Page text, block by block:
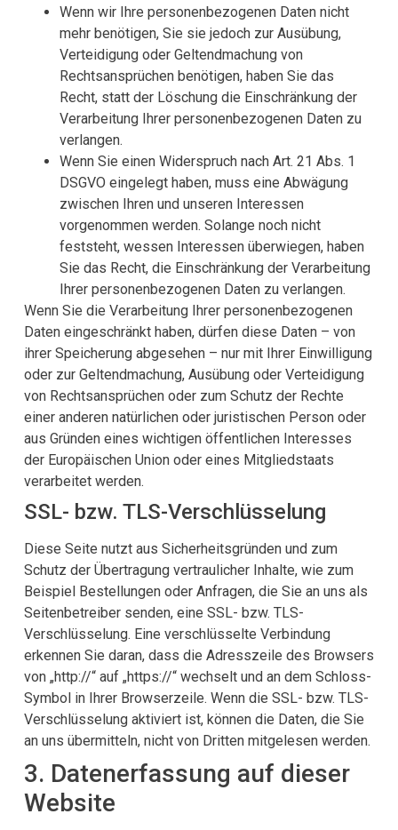
Wenn wir Ihre personenbezogenen Daten nicht
mehr benötigen, Sie sie jedoch zur Ausübung,
Verteidigung oder Geltendmachung von
Rechtsansprüchen benötigen, haben Sie das
Recht, statt der Löschung die Einschränkung der
Verarbeitung Ihrer personenbezogenen Daten zu
verlangen.
Wenn Sie einen Widerspruch nach Art. 21 Abs. 1
DSGVO eingelegt haben, muss eine Abwägung
zwischen Ihren und unseren Interessen
vorgenommen werden. Solange noch nicht
feststeht, wessen Interessen überwiegen, haben
Sie das Recht, die Einschränkung der Verarbeitung
Ihrer personenbezogenen Daten zu verlangen.
Wenn Sie die Verarbeitung Ihrer personenbezogenen
Daten eingeschränkt haben, dürfen diese Daten – von
ihrer Speicherung abgesehen – nur mit Ihrer Einwilligung
oder zur Geltendmachung, Ausübung oder Verteidigung
von Rechtsansprüchen oder zum Schutz der Rechte
einer anderen natürlichen oder juristischen Person oder
aus Gründen eines wichtigen öffentlichen Interesses
der Europäischen Union oder eines Mitgliedstaats
verarbeitet werden.
SSL- bzw. TLS-Verschlüsselung
Diese Seite nutzt aus Sicherheitsgründen und zum
Schutz der Übertragung vertraulicher Inhalte, wie zum
Beispiel Bestellungen oder Anfragen, die Sie an uns als
Seitenbetreiber senden, eine SSL- bzw. TLS-
Verschlüsselung. Eine verschlüsselte Verbindung
erkennen Sie daran, dass die Adresszeile des Browsers
von „http://“ auf „https://“ wechselt und an dem Schloss-
Symbol in Ihrer Browserzeile. Wenn die SSL- bzw. TLS-
Verschlüsselung aktiviert ist, können die Daten, die Sie
an uns übermitteln, nicht von Dritten mitgelesen werden.
3. Datenerfassung auf dieser
Website